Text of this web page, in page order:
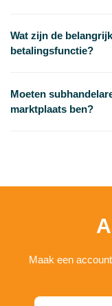
Wat zijn de
betalingsfunctie?
Moeten
marktplaats ben?
Maak een